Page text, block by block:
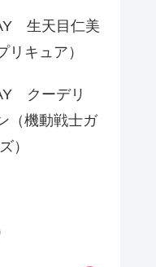
生天目仁美
リキュア）
クーデリ
（機動戦士ガ
）